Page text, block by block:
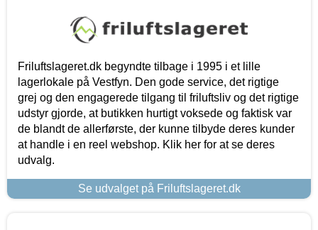
Friluftslageret.dk begyndte tilbage i 1995 i et lille
lagerlokale på Vestfyn. Den gode service, det rigtige
grej og den engagerede tilgang til friluftsliv og det rigtige
udstyr gjorde, at butikken hurtigt voksede og faktisk var
de blandt de allerførste, der kunne tilbyde deres kunder
at handle i en reel webshop. Klik her for at se deres
udvalg.
Se udvalget på Friluftslageret.dk